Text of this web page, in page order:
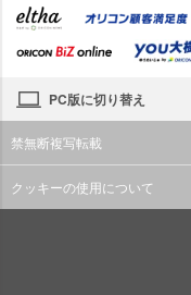
PC版に切り替え
禁無断複写転載
クッキーの使用について